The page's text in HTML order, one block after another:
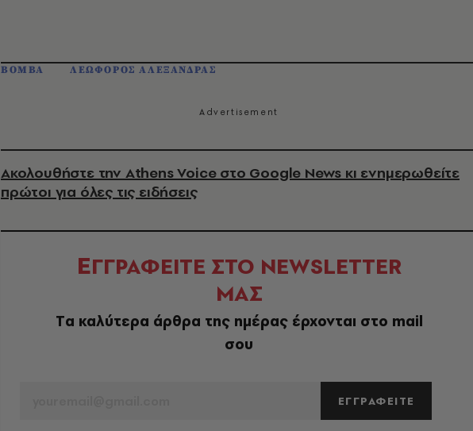
ΒΟΜΒΑ ΛΕΩΦΟΡΟΣ ΑΛΕΞΑΝΔΡΑΣ
Ακολουθήστε την Athens Voice στο Google News κι ενημερωθείτε
πρώτοι για όλες τις ειδήσεις
ΕΓΓΡΑΦΕΙΤΕ ΣΤΟ NEWSLETTER
ΜΑΣ
Tα καλύτερα άρθρα της ημέρας έρχονται στο mail
σου
ΕΓΓΡΑΦΕΙΤΕ